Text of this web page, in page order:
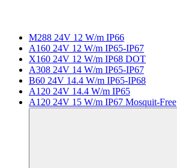
M288 24V 12 W/m IP66
A160 24V 12 W/m IP65-IP67
X160 24V 12 W/m IP68 DOT
A308 24V 14 W/m IP65-IP67
B60 24V 14.4 W/m IP65-IP68
A120 24V 14.4 W/m IP65
A120 24V 15 W/m IP67 Mosquit-Free